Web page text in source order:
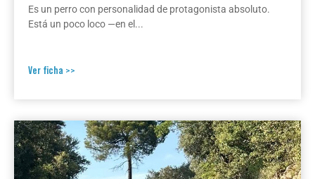
Es un perro con personalidad de protagonista absoluto.
Está un poco loco —en el...
Ver ficha >>